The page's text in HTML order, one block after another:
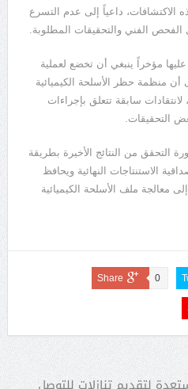
الاكتشافات، داعياً إلى عدم التسرع
الفني والتحقيقات المطلوبة.
مؤخراً ينبغي أن تخضع لعملية
منظمة حظر الأسلحة الكيميائية
سابقة تتعلق بإجراءات
التحقيقات.
من النتائج الأخيرة بطريقة
الاستنتاجات النهائية ويحافظ
معالجة ملف الأسلحة الكيميائية
Share 0